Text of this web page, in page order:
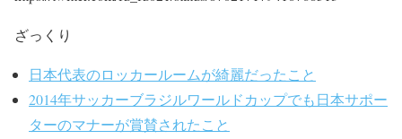
ざっくり
日本代表のロッカールームが綺麗だったこと
2014年サッカーブラジルワールドカップでも日本サポー
ターのマナーが賞賛されたこと